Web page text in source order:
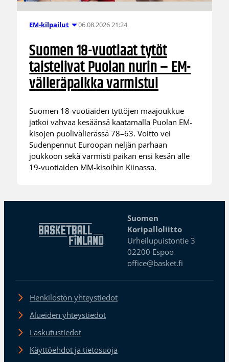
EM-kilpailut 06.08.2026 21:24
Suomen 18-vuotiaat tytöt
taistelivat Puolan nurin – EM-
välieräpaikka varmistui
Suomen 18-vuotiaiden tyttöjen maajoukkue
jatkoi vahvaa kesäänsä kaatamalla Puolan EM-
kisojen puolivälierässä 78–63. Voitto vei
Sudenpennut Euroopan neljän parhaan
joukkoon sekä varmisti paikan ensi kesän alle
19-vuotiaiden MM-kisoihin Kiinassa.
Suomen
Koripalloliitto
Urheilupuistontie 3
02200 Espoo
office@basket.fi
Henkilöstön yhteystiedot
Alueiden yhteystiedot
Laskutustiedot
Käyttöehdot ja tietosuoja